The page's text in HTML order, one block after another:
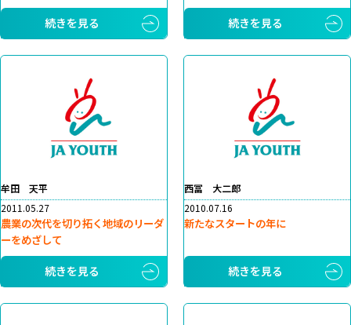
続きを見る
続きを見る
牟田 天平
2011.05.27
農業の次代を切り拓く地域のリーダ
ーをめざして
続きを見る
西冨 大二郎
2010.07.16
新たなスタートの年に
続きを見る